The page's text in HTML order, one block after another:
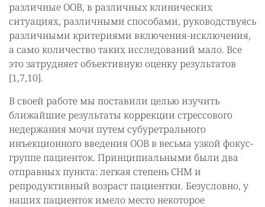
различные ООВ, в различных клинических
ситуациях, различными способами, руководствуясь
различными критериями включения-исключения,
а само количество таких исследований мало. Все
это затрудняет объективную оценку результатов
[1,7,10].
В своей работе мы поставили целью изучить
ближайшие результаты коррекции стрессового
недержания мочи путем субуретрального
инъекционного введения ООВ в весьма узкой фокус-
группе пациенток. Принципиальными были два
отправных пункта: легкая степень СНМ и
репродуктивный возраст пациентки. Безусловно, у
наших пациенток имело место некоторое